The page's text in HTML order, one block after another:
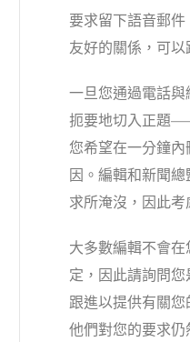
要求留下語音郵
友好的關係，可以
一旦您通過電話
扼要地切入正題
您希望在一分鐘
因。編輯和新聞
求所淹沒，因此考
大多數編輯不會
定，因此請詢問
跟進以提供有關
他們對您的要求